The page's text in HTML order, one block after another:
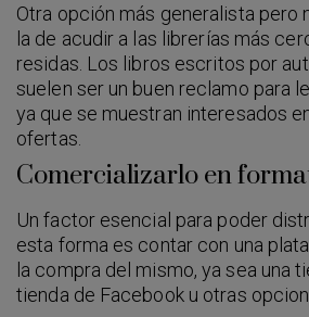
Otra opción más generalista pero
la de acudir a las librerías más
residas. Los libros escritos por
suelen ser un buen reclamo para
ya que se muestran interesados
ofertas.
Comercializarlo en
Un factor esencial para poder
esta forma es contar con una
la compra del mismo, ya sea una
tienda de Facebook u otras